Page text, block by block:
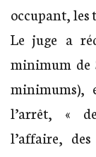
occupant, les
Le juge a
minimum de
minimums),
l’arrêt, «
l’affaire,